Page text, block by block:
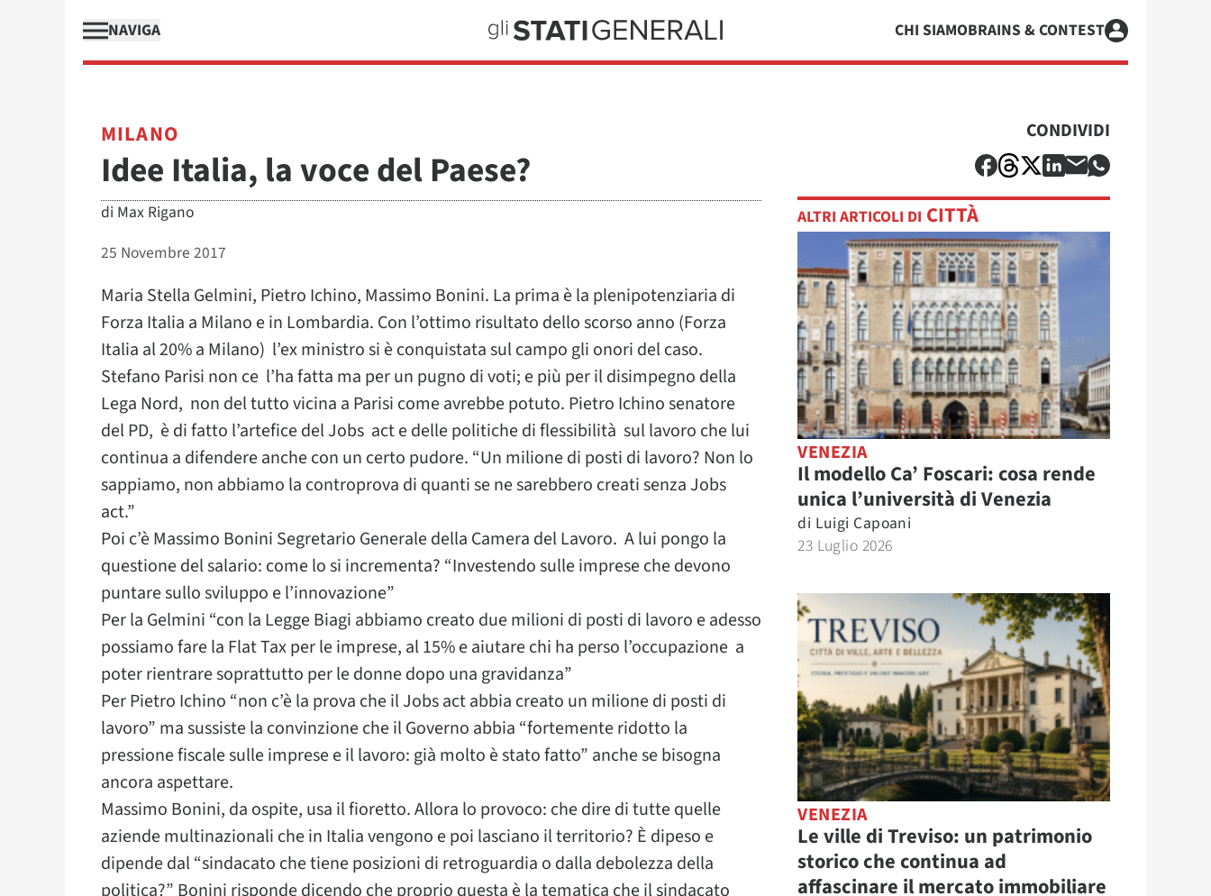
NAVIGA CHI SIAMOBRAINS & CONTEST
MILANO
Idee Italia, la voce del Paese?
di Max Rigano
25 Novembre 2017
Maria Stella Gelmini, Pietro Ichino, Massimo Bonini. La prima è la plenipotenziaria di
Forza Italia a Milano e in Lombardia. Con l’ottimo risultato dello scorso anno (Forza
Italia al 20% a Milano) l’ex ministro si è conquistata sul campo gli onori del caso.
Stefano Parisi non ce l’ha fatta ma per un pugno di voti; e più per il disimpegno della
Lega Nord, non del tutto vicina a Parisi come avrebbe potuto. Pietro Ichino senatore
del PD, è di fatto l’artefice del Jobs act e delle politiche di flessibilità sul lavoro che lui
continua a difendere anche con un certo pudore. “Un milione di posti di lavoro? Non lo
sappiamo, non abbiamo la controprova di quanti se ne sarebbero creati senza Jobs
act.”
Poi c’è Massimo Bonini Segretario Generale della Camera del Lavoro. A lui pongo la
questione del salario: come lo si incrementa? “Investendo sulle imprese che devono
puntare sullo sviluppo e l’innovazione”
Per la Gelmini “con la Legge Biagi abbiamo creato due milioni di posti di lavoro e adesso
possiamo fare la Flat Tax per le imprese, al 15% e aiutare chi ha perso l’occupazione a
poter rientrare soprattutto per le donne dopo una gravidanza”
Per Pietro Ichino “non c’è la prova che il Jobs act abbia creato un milione di posti di
lavoro” ma sussiste la convinzione che il Governo abbia “fortemente ridotto la
pressione fiscale sulle imprese e il lavoro: già molto è stato fatto” anche se bisogna
ancora aspettare.
Massimo Bonini, da ospite, usa il fioretto. Allora lo provoco: che dire di tutte quelle
aziende multinazionali che in Italia vengono e poi lasciano il territorio? È dipeso e
dipende dal “sindacato che tiene posizioni di retroguardia o dalla debolezza della
politica?” Bonini risponde dicendo che proprio questa è la tematica che il sindacato
CONDIVIDI
ALTRI ARTICOLI DI CITTÀ
VENEZIA
Il modello Ca’ Foscari: cosa rende
unica l’università di Venezia
di Luigi Capoani
23 Luglio 2026
VENEZIA
Le ville di Treviso: un patrimonio
storico che continua ad
affascinare il mercato immobiliare